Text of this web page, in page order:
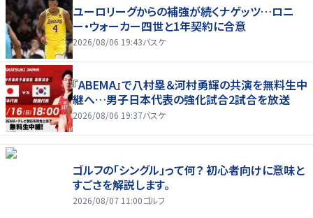
ユーロリーグからの補強が続くナゲッツ…ロニ
ー・ウォーカー四世と1年契約に合意
2026/08/06 19:43バスケ
『ABEMA』で八村塁＆河村勇輝の共演を無料生中
継へ…男子日本代表の強化試合2試合を放送
2026/08/06 19:37バスケ
ゴルフの「シングル」って何？ 初心者向けに意味と
すごさを解説します。
2026/08/07 11:00ゴルフ